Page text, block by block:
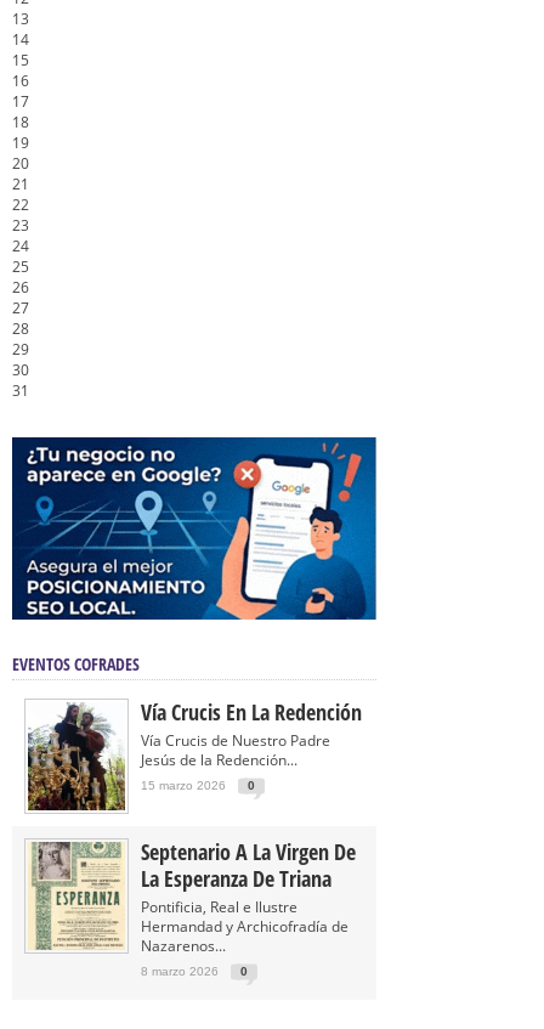
13
14
15
16
17
18
19
20
21
22
23
24
25
26
27
28
29
30
31
EVENTOS COFRADES
Vía Crucis En La Redención
Vía Crucis de Nuestro Padre
Jesús de la Redención...
15 marzo 2026 0
Septenario A La Virgen De
La Esperanza De Triana
Pontificia, Real e Ilustre
Hermandad y Archicofradía de
Nazarenos...
8 marzo 2026 0